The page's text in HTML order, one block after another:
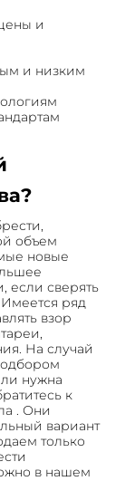
и
и низким
объем
новые
если сверять
ряд
взор
На случай
нужна
к
. Они
вариант
только
в нашем